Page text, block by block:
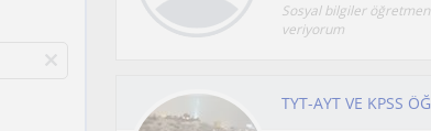
Sosyal bilgiler
veriyorum
TYT-AYT VE KPSS